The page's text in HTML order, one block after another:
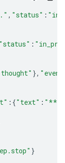
, "status" :
"status" :
},
:{"text" :
}